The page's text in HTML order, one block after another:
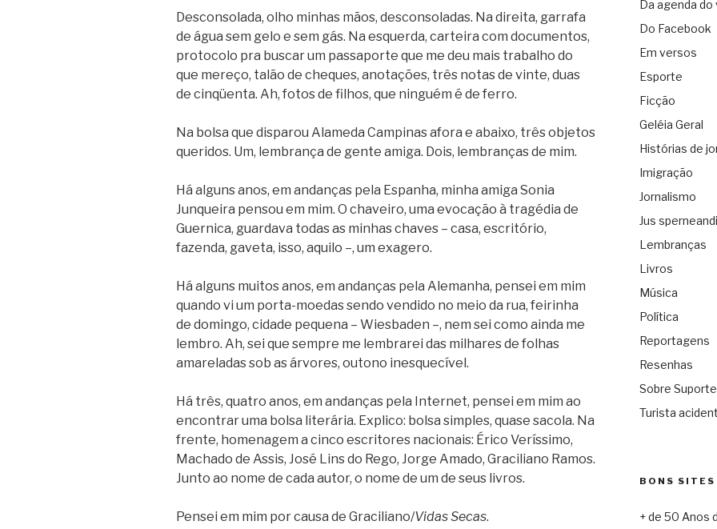
Desconsolada, olho minhas mãos, desconsoladas. Na direita, garrafa
de água sem gelo e sem gás. Na esquerda, carteira com documentos,
protocolo pra buscar um passaporte que me deu mais trabalho do
que mereço, talão de cheques, anotações, três notas de vinte, duas
de cinqüenta. Ah, fotos de filhos, que ninguém é de ferro.
Na bolsa que disparou Alameda Campinas afora e abaixo, três objetos
queridos. Um, lembrança de gente amiga. Dois, lembranças de mim.
Há alguns anos, em andanças pela Espanha, minha amiga Sonia
Junqueira pensou em mim. O chaveiro, uma evocação à tragédia de
Guernica, guardava todas as minhas chaves – casa, escritório,
fazenda, gaveta, isso, aquilo –, um exagero.
Há alguns muitos anos, em andanças pela Alemanha, pensei em mim
quando vi um porta-moedas sendo vendido no meio da rua, feirinha
de domingo, cidade pequena – Wiesbaden –, nem sei como ainda me
lembro. Ah, sei que sempre me lembrarei das milhares de folhas
amareladas sob as árvores, outono inesquecível.
Há três, quatro anos, em andanças pela Internet, pensei em mim ao
encontrar uma bolsa literária. Explico: bolsa simples, quase sacola. Na
frente, homenagem a cinco escritores nacionais: Érico Veríssimo,
Machado de Assis, José Lins do Rego, Jorge Amado, Graciliano Ramos.
Junto ao nome de cada autor, o nome de um de seus livros.
Pensei em mim por causa de Graciliano/Vidas Secas.
Da agenda do
Do Facebook
Em versos
Esporte
Ficção
Geléia Geral
Histórias de
Imigração
Jornalismo
Jus sperneandi
Lembranças
Livros
Música
Política
Reportagens
Resenhas
Sobre
Turista
BONS SITES
+ de 50 Anos